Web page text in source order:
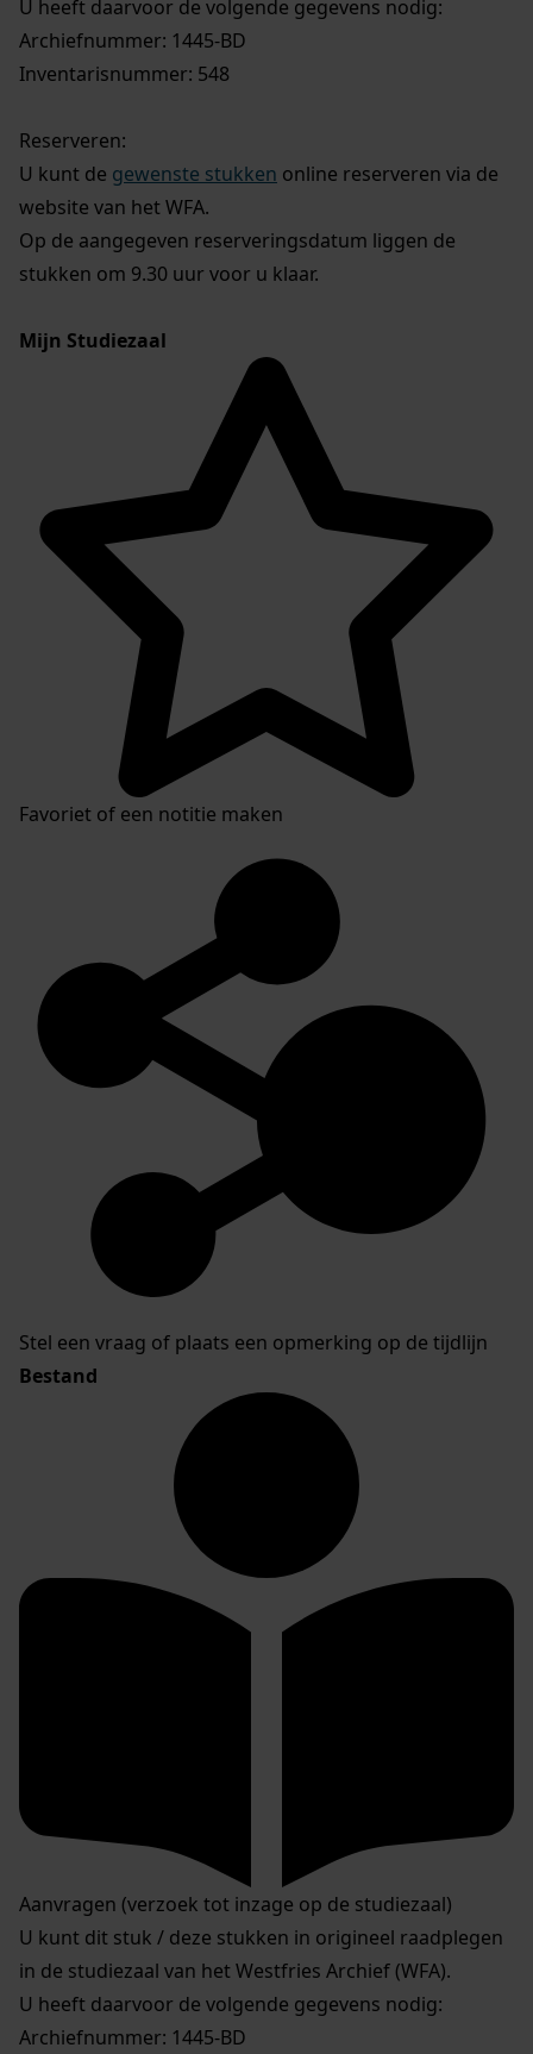
U heeft daarvoor de volgende gegevens nodig:
Archiefnummer: 1445-BD
Inventarisnummer: 548
Reserveren:
U kunt de gewenste stukken online reserveren via de
website van het WFA.
Op de aangegeven reserveringsdatum liggen de
stukken om 9.30 uur voor u klaar.
Mijn Studiezaal
Favoriet of een notitie maken
Stel een vraag of plaats een opmerking op de tijdlijn
Bestand
Aanvragen (verzoek tot inzage op de studiezaal)
U kunt dit stuk / deze stukken in origineel raadplegen
in de studiezaal van het Westfries Archief (WFA).
U heeft daarvoor de volgende gegevens nodig:
Archiefnummer: 1445-BD